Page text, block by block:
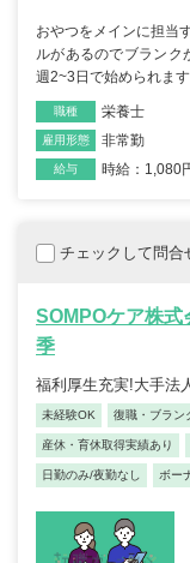
おやつをメインに担当
ルがあるのでブランク
週2~3日で始められま
職種 栄養士
雇用形態 非常勤
給与 時給：1,080
チェックして問合
SOMPOケア株式
季
福利厚生充実!大手法
未経験OK 復職・ブラン
産休・育休取得実績あり
日勤のみ/夜勤なし ボー